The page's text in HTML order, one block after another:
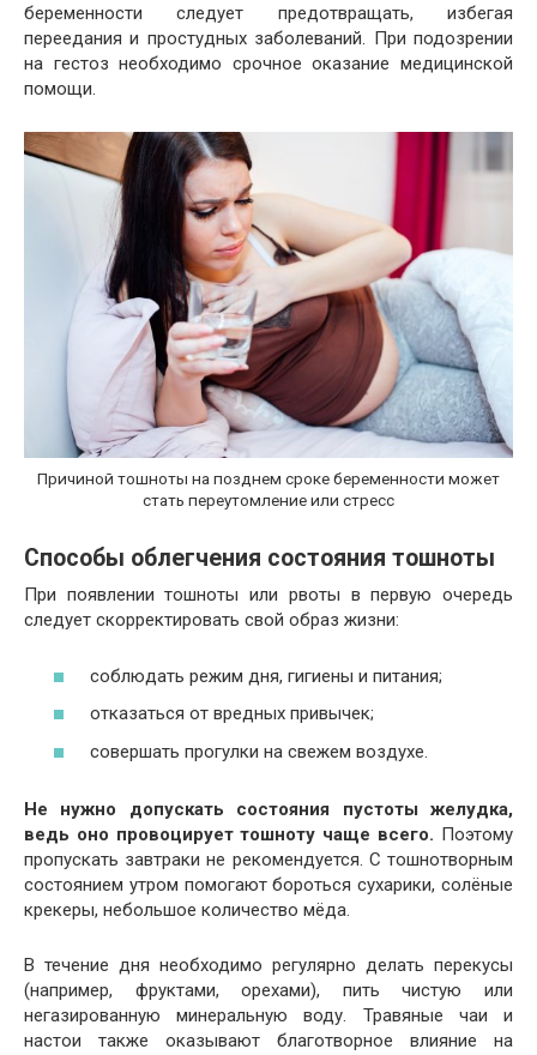
беременности следует предотвращать, избегая
переедания и простудных заболеваний. При подозрении
на гестоз необходимо срочное оказание медицинской
помощи.
Причиной тошноты на позднем сроке беременности может
стать переутомление или стресс
Способы облегчения состояния тошноты
При появлении тошноты или рвоты в первую очередь
следует скорректировать свой образ жизни:
соблюдать режим дня, гигиены и питания;
отказаться от вредных привычек;
совершать прогулки на свежем воздухе.
Не нужно допускать состояния пустоты желудка,
ведь оно провоцирует тошноту чаще всего. Поэтому
пропускать завтраки не рекомендуется. С тошнотворным
состоянием утром помогают бороться сухарики, солёные
крекеры, небольшое количество мёда.
В течение дня необходимо регулярно делать перекусы
(например, фруктами, орехами), пить чистую или
негазированную минеральную воду. Травяные чаи и
настои также оказывают благотворное влияние на